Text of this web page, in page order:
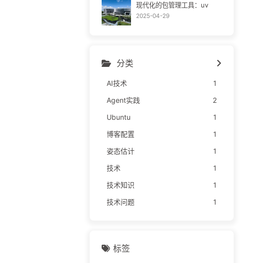
现代化的包管理工具：uv
2025-04-29
分类
AI技术
1
Agent实践
2
Ubuntu
1
博客配置
1
姿态估计
1
技术
1
技术知识
1
技术问题
1
标签